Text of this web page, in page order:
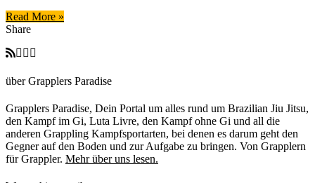
Read More »
Share
über Grapplers Paradise
Grapplers Paradise, Dein Portal um alles rund um Brazilian Jiu Jitsu,
den Kampf im Gi, Luta Livre, den Kampf ohne Gi und all die
anderen Grappling Kampfsportarten, bei denen es darum geht den
Gegner auf den Boden und zur Aufgabe zu bringen. Von Grapplern
für Grappler. Mehr über uns lesen.